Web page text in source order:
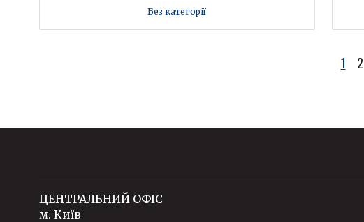
Без категорії
1 2
ЦЕНТРАЛЬНИЙ ОФІС
м. Київ